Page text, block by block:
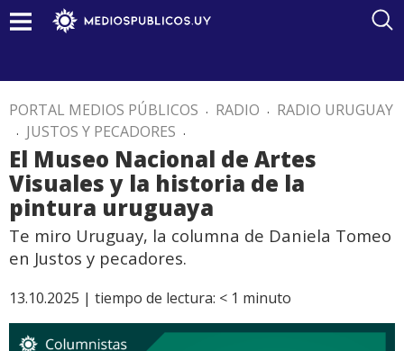
PORTAL MEDIOS PÚBLICOS . RADIO . RADIO URUGUAY
. JUSTOS Y PECADORES .
El Museo Nacional de Artes
Visuales y la historia de la
pintura uruguaya
Te miro Uruguay, la columna de Daniela Tomeo
en Justos y pecadores.
13.10.2025 | tiempo de lectura: < 1 minuto